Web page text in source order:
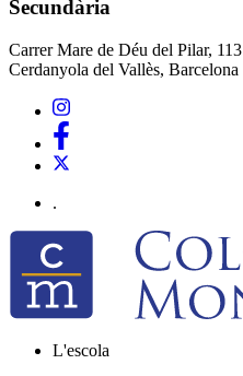
Secundària
Carrer Mare de Déu del Pilar, 113
Cerdanyola del Vallès, Barcelona
.
L'escola